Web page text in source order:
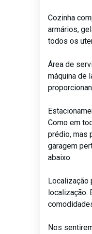
Cozinha
armários,
todos os
Área de
máquina de
Como em
prédio, mas
garagem
abaixo.
Localização
localização.
Nos